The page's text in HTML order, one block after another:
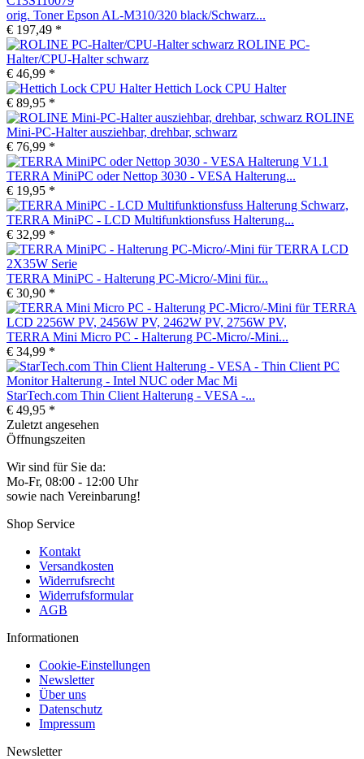
orig. Toner Epson AL-M310/320 black/Schwarz...
€ 197,49 *
ROLINE PC-
Halter/CPU-Halter schwarz
€ 46,99 *
Hettich Lock CPU Halter
€ 89,95 *
ROLINE
Mini-PC-Halter ausziehbar, drehbar, schwarz
€ 76,99 *
TERRA MiniPC oder Nettop 3030 - VESA Halterung...
€ 19,95 *
TERRA MiniPC - LCD Multifunktionsfuss Halterung...
€ 32,99 *
TERRA MiniPC - Halterung PC-Micro/-Mini für...
€ 30,90 *
TERRA Mini Micro PC - Halterung PC-Micro/-Mini...
€ 34,99 *
StarTech.com Thin Client Halterung - VESA -...
€ 49,95 *
Zuletzt angesehen
Öffnungszeiten
Wir sind für Sie da:
Mo-Fr, 08:00 - 12:00 Uhr
sowie nach Vereinbarung!
Shop Service
Kontakt
Versandkosten
Widerrufsrecht
Widerrufsformular
AGB
Informationen
Cookie-Einstellungen
Newsletter
Über uns
Datenschutz
Impressum
Newsletter